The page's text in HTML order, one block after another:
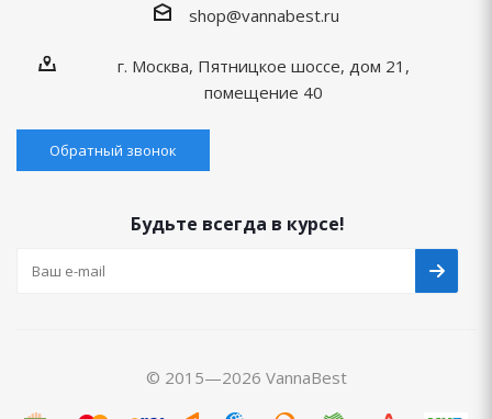
shop@vannabest.ru
г. Москва, Пятницкое шоссе, дом 21,
помещение 40
Обратный звонок
Будьте всегда в курсе!
© 2015—2026 VannaBest